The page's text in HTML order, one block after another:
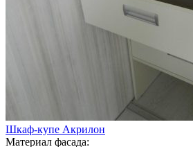
Шкаф-купе Акрилон
Материал фасада: